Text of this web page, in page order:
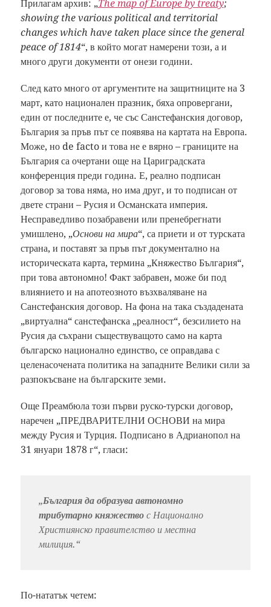
Прилагам архив: „The map of Europe by treaty;
showing the various political and territorial
changes which have taken place since the general
peace of 1814“, в който могат намерени този, а и
много други документи от онези години.
След като много от аргументите на защитниците на 3
март, като национален празник, бяха опровергани,
един от последните е, че със Санстефанския договор,
България за пръв път се появява на картата на Европа.
Може, но de facto и това не е вярно – границите на
България са очертани още на Цариградската
конференция преди година. Е, реално подписан
договор за това няма, но има друг, и то подписан от
двете страни – Русия и Османската империя.
Несправедливо позабравени или пренебрегнати
умишлено, „Основи на мира“, са приети и от турската
страна, и поставят за пръв път документално на
историческата карта, термина „Княжество България“,
при това автономно! Факт забравен, може би под
влиянието и на апотеозното възхваляване на
Санстефанския договор. На фона на така създадената
„виртуална“ санстефанска „реалност“, безсилието на
Русия да съхрани съществуващото само на карта
българско национално единство, се оправдава с
целенасочената политика на западните Велики сили за
разпокъсване на българските земи.
Още Преамбюла този първи руско-турски договор,
наречен „ПРЕДВАРИТЕЛНИ ОСНОВИ на мира
между Русия и Турция. Подписано в Адрианопол на
31 януари 1878 г“, гласи:
„България да образува автономно
трибутарно княжествос Национално
Християнско правителство и местна
милиция.“
По-нататък четем: